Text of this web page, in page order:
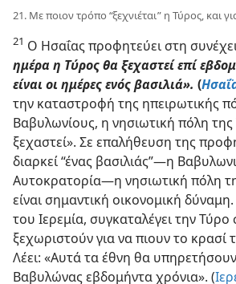
21. Με ποιον τρόπο “ξεχνιέται” η Τύρος, και
21 Ο Ησαΐας προφητεύει στη
ημέρα η Τύρος θα ξεχαστεί επί
είναι οι ημέρες ενός βασιλιά». (
την καταστροφή της ηπειρωτικής
Βαβυλωνίους, η νησιωτική πόλη
ξεχαστεί». Σε επαλήθευση της
διαρκεί “ένας βασιλιάς”—η
Αυτοκρατορία—η νησιωτική πόλη
είναι σημαντική οικονομική
του Ιερεμία, συγκαταλέγει την
ξεχωριστούν για να πιουν το κρασί
Λέει: «Αυτά τα έθνη θα
Βαβυλώνας εβδομήντα χρόνια». (